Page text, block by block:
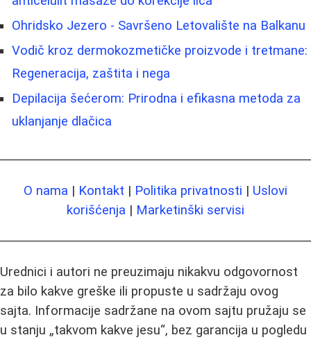
Ohridsko Jezero - Savršeno Letovalište na Balkanu
Vodič kroz dermokozmetičke proizvode i tretmane:
Regeneracija, zaštita i negа
Depilacija šećerom: Prirodna i efikasna metoda za
uklanjanje dlačica
O nama | Kontakt | Politika privatnosti | Uslovi
korišćenja | Marketinški servisi
Urednici i autori ne preuzimaju nikakvu odgovornost
za bilo kakve greške ili propuste u sadržaju ovog
sajta. Informacije sadržane na ovom sajtu pružaju se
u stanju „takvom kakve jesu“, bez garancija u pogledu